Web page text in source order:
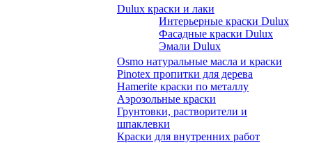
Dulux краски и лаки
Интерьерные краски Dulux
Фасадные краски Dulux
Эмали Dulux
Osmo натуральные масла и краски
Pinotex пропитки для дерева
Hamerite краски по металлу
Аэрозольные краски
Грунтовки, растворители и
шпаклевки
Краски для внутренних работ